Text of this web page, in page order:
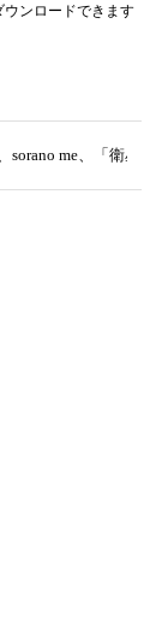
ウンロードできます
sorano me、「衛星